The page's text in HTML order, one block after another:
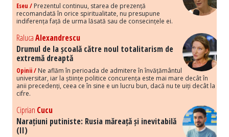
Eseu / Prezentul continuu, starea de prezență
recomandată în orice spiritualitate, nu presupune
indiferența față de urma lăsată sau de consecințele ei.
RalucaAlexandrescu
Drumul de la școală către noul totalitarism de
extremă dreaptă
Opinii / Ne aflăm în perioada de admitere în învățământul
universitar, iar la științe politice concurența este mai mare decât în
anii precedenți, ceea ce în sine e un lucru bun, dacă nu te uiți decât la
cifre.
Ciprian Cucu
Narațiuni putiniste: Rusia măreață și inevitabilă
(II)